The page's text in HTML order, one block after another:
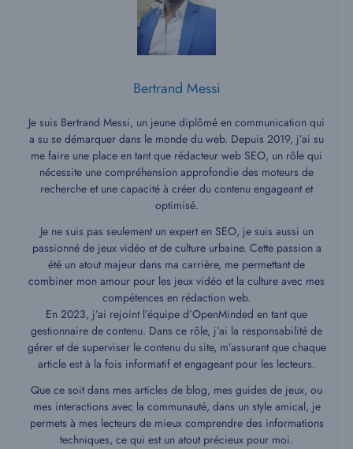
Bertrand Messi
Je suis Bertrand Messi, un jeune diplômé en communication qui
a su se démarquer dans le monde du web. Depuis 2019, j’ai su
me faire une place en tant que rédacteur web SEO, un rôle qui
nécessite une compréhension approfondie des moteurs de
recherche et une capacité à créer du contenu engageant et
optimisé.
Je ne suis pas seulement un expert en SEO, je suis aussi un
passionné de jeux vidéo et de culture urbaine. Cette passion a
été un atout majeur dans ma carrière, me permettant de
combiner mon amour pour les jeux vidéo et la culture avec mes
compétences en rédaction web.
En 2023, j’ai rejoint l’équipe d’OpenMinded en tant que
gestionnaire de contenu. Dans ce rôle, j’ai la responsabilité de
gérer et de superviser le contenu du site, m’assurant que chaque
article est à la fois informatif et engageant pour les lecteurs.
Que ce soit dans mes articles de blog, mes guides de jeux, ou
mes interactions avec la communauté, dans un style amical, je
permets à mes lecteurs de mieux comprendre des informations
techniques, ce qui est un atout précieux pour moi.